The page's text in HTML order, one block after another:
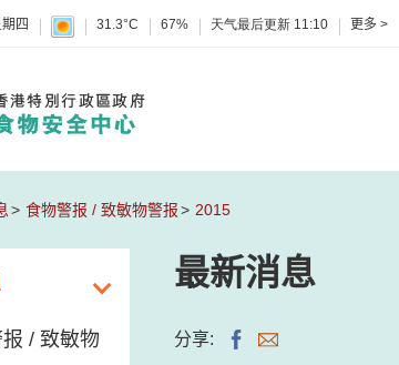
四 31.3°C 67% 天气最后更新 11:10 更多 >
食物警报 / 致敏物警报 2015
/ 致敏物
最新消息
分享: